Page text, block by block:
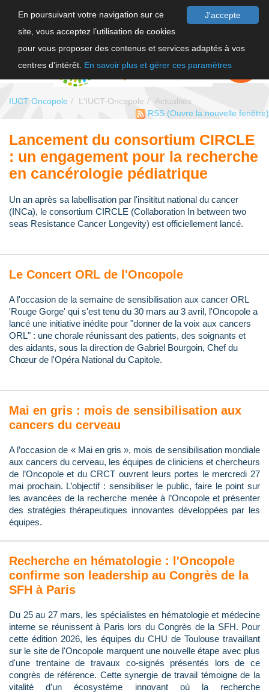
J'accepte
En poursuivant votre navigation sur ce
site, vous acceptez l’utilisation de cookies
pour vous proposer des contenus et services adaptés à vos
centres d’intérêt. En savoir plus et gérer ces paramètres
FAIRE UN
DON
IUCT Oncopole L'IUCT-Oncopole
Actualités
RSS (Ouvre la nouvelle fenêtre)
Lancement du consortium CIRCLE
: un engagement pour la recherche
en cancérologie pédiatrique
Un an après sa labellisation par l'insititut national du cancer
(INCa), le consortium CIRCLE (Collaboration In between two
seas Resistance Cancer Longevity) est officiellement lancé.
Le Concert ORL de l'Oncopole
A l'occasion de la semaine de sensibilisation aux cancer ORL
'Rouge Gorge' qui s'est tenu du 30 mars au 3 avril, l'Oncopole a
lancé une initiative inédite pour "donner de la voix aux cancers
ORL" : une chorale réunissant des patients, des soignants et
des aidants, sous la direction de Gabriel Bourgoin, Chef du
Chœur de l'Opéra National du Capitole.
Mai en gris : mois de sensibilisation aux
cancers du cerveau
A l’occasion de « Mai en gris », mois de sensibilisation mondiale
aux cancers du cerveau, les équipes de cliniciens et chercheurs
de l’Oncopole et du CRCT ouvrent leurs portes le mercredi 27
mai prochain. L’objectif : sensibiliser le public, faire le point sur
les avancées de la recherche menée à l’Oncopole et présenter
des stratégies thérapeutiques innovantes développées par les
équipes.
Recherche en hématologie : l'Oncopole
confirme son leadership au Congrès de la
SFH à Paris
Du 25 au 27 mars, les spécialistes en hématologie et médecine
interne se réunissent à Paris lors du Congrès de la SFH. Pour
cette édition 2026, les équipes du CHU de Toulouse travaillant
sur le site de l'Oncopole marquent une nouvelle étape avec plus
d'une trentaine de travaux co-signés présentés lors de ce
congrès de référence. Cette synergie de travail témoigne de la
vitalité d’un écosystème innovant où la recherche